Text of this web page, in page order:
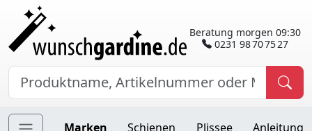
Beratung morgen 09:30
0231 98 70 75 27
Marken Schienen Plissee Anleitung